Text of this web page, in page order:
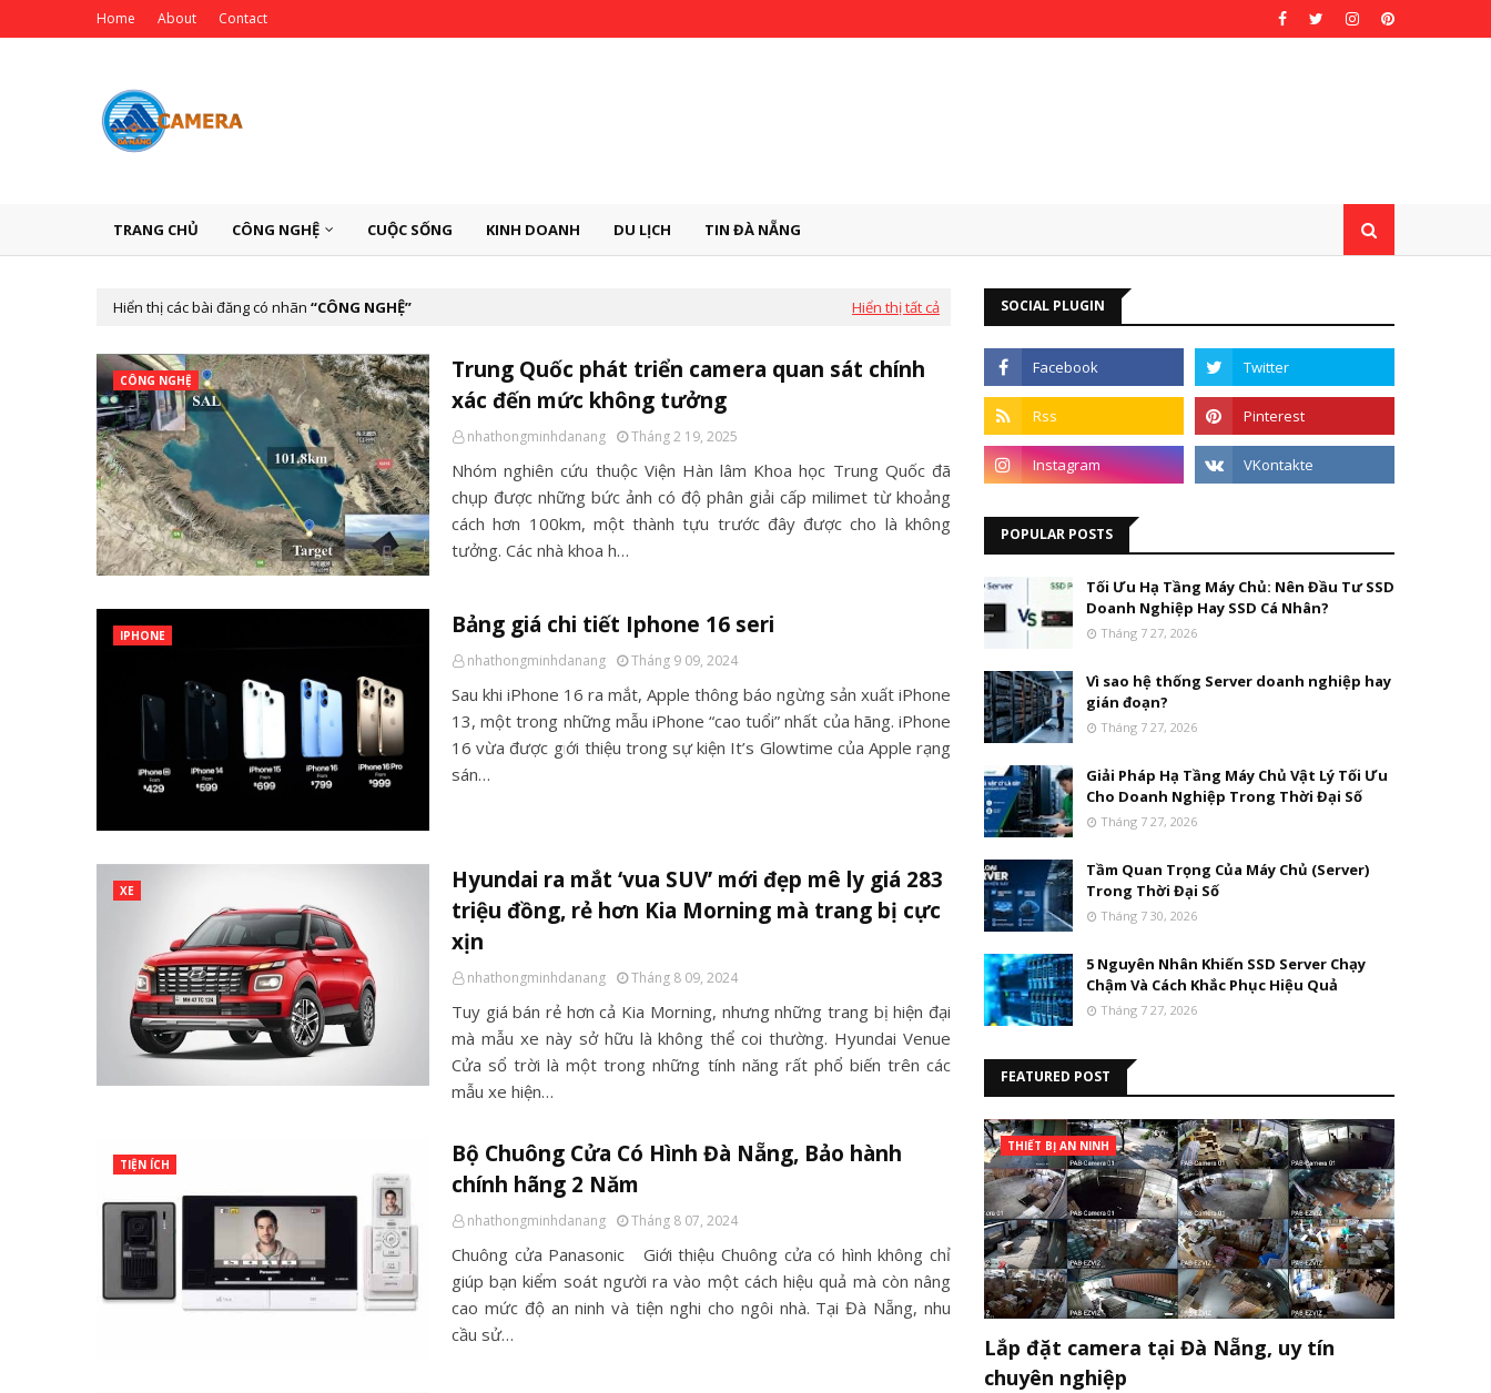
Home About Contact
TRANG CHỦ CÔNG NGHỆ CUỘC SỐNG KINH DOANH DU LỊCH TIN ĐÀ NẴNG
Hiển thị các bài đăng có nhãn CÔNG NGHỆ Hiển thị tất cả
CÔNG NGHỆ
Trung Quốc phát triển camera quan sát chính
xác đến mức không tưởng
nhathongminhdanang Tháng 2 19, 2025
Nhóm nghiên cứu thuộc Viện Hàn lâm Khoa học Trung Quốc đã
chụp được những bức ảnh có độ phân giải cấp milimet từ khoảng
cách hơn 100km, một thành tựu trước đây được cho là không
tưởng. Các nhà khoa h…
IPHONE Bảng giá chi tiết Iphone 16 seri
nhathongminhdanang Tháng 9 09, 2024
Sau khi iPhone 16 ra mắt, Apple thông báo ngừng sản xuất iPhone
13, một trong những mẫu iPhone “cao tuổi” nhất của hãng. iPhone
16 vừa được giới thiệu trong sự kiện It’s Glowtime của Apple rạng
sán…
XE
Hyundai ra mắt ‘vua SUV’ mới đẹp mê ly giá 283
triệu đồng, rẻ hơn Kia Morning mà trang bị cực
xịn
nhathongminhdanang Tháng 8 09, 2024
Tuy giá bán rẻ hơn cả Kia Morning, nhưng những trang bị hiện đại
mà mẫu xe này sở hữu là không thể coi thường. Hyundai Venue
Cửa sổ trời là một trong những tính năng rất phổ biến trên các
mẫu xe hiện…
TIỆN ÍCH
Bộ Chuông Cửa Có Hình Đà Nẵng, Bảo hành
chính hãng 2 Năm
nhathongminhdanang Tháng 8 07, 2024
Chuông cửa Panasonic Giới thiệu Chuông cửa có hình không chỉ
giúp bạn kiểm soát người ra vào một cách hiệu quả mà còn nâng
cao mức độ an ninh và tiện nghi cho ngôi nhà. Tại Đà Nẵng, nhu
cầu sử…
SOCIAL PLUGIN
POPULAR POSTS
Tối Ưu Hạ Tầng Máy Chủ: Nên Đầu Tư SSD
Doanh Nghiệp Hay SSD Cá Nhân?
Tháng 7 27, 2026
Vì sao hệ thống Server doanh nghiệp hay
gián đoạn?
Tháng 7 27, 2026
Giải Pháp Hạ Tầng Máy Chủ Vật Lý Tối Ưu
Cho Doanh Nghiệp Trong Thời Đại Số
Tháng 7 27, 2026
Tầm Quan Trọng Của Máy Chủ (Server)
Trong Thời Đại Số
Tháng 7 30, 2026
5 Nguyên Nhân Khiến SSD Server Chạy
Chậm Và Cách Khắc Phục Hiệu Quả
Tháng 7 27, 2026
FEATURED POST
THIẾT BỊ AN NINH
Lắp đặt camera tại Đà Nẵng, uy tín
chuyên nghiệp